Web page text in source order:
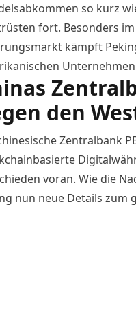
so kurz
fort. Besonders
kämpft
den
Zentralbank
voran. Wie die
nun neue Details zum